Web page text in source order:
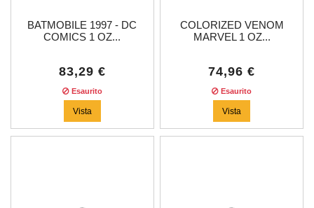
BATMOBILE 1997 - DC
COMICS 1 OZ...
83,29 €
Esaurito
Vista
COLORIZED VENOM
MARVEL 1 OZ...
74,96 €
Esaurito
Vista